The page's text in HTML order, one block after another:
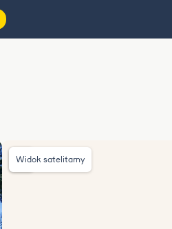
Widok satelitarny